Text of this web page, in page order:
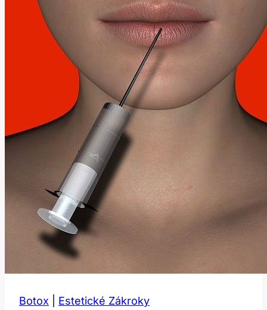
kůže?
Botox Estetické Zákroky